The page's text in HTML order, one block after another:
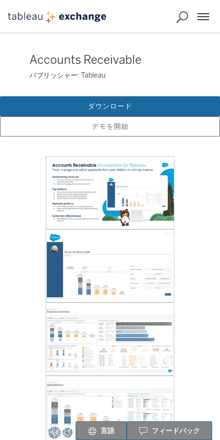
Accounts Receivable
パブリッシャー: Tableau
デモを開始
ダウンロード
言語 フィードバック